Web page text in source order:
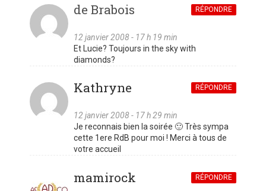
de Brabois
12 janvier 2008 - 17 h 19 min
RÉPONDRE
Et Lucie? Toujours in the sky with
diamonds?
Kathryne
12 janvier 2008 - 17 h 29 min
RÉPONDRE
Je reconnais bien la soirée 🙂 Très sympa
cette 1ere RdB pour moi ! Merci à tous de
votre accueil
mamirock RÉPONDRE